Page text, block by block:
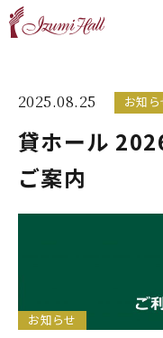
2025.08.25 お知ら
貸ホール
ご案内
お知らせ